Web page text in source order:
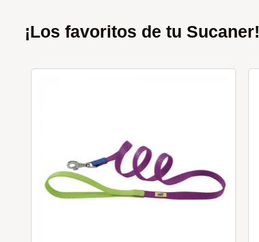
¡Los favoritos de tu Sucaner!